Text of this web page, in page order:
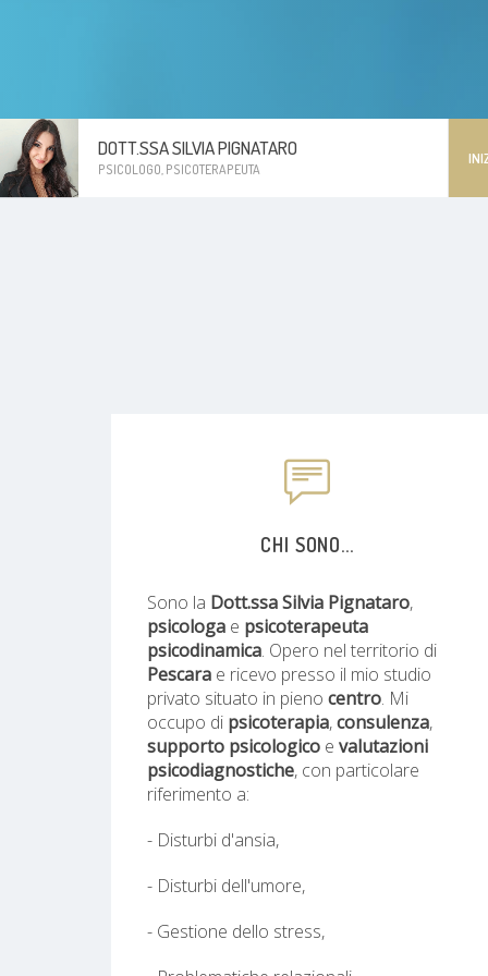
DOTT.SSA SILVIA PIGNATARO
PSICOLOGO, PSICOTERAPEUTA
CHI SONO...
Sono la Dott.ssa Silvia Pignataro,
psicologa e psicoterapeuta
psicodinamica. Opero nel territorio di
Pescara e ricevo presso il mio studio
privato situato in pieno centro. Mi
occupo di psicoterapia,consulenza,
supporto psicologico e valutazioni
psicodiagnostiche, con particolare
riferimento a:
- Disturbi d'ansia,
- Disturbi dell'umore,
- Gestione dello stress,